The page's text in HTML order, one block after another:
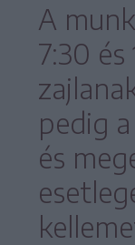
A
7:30
pedig
és